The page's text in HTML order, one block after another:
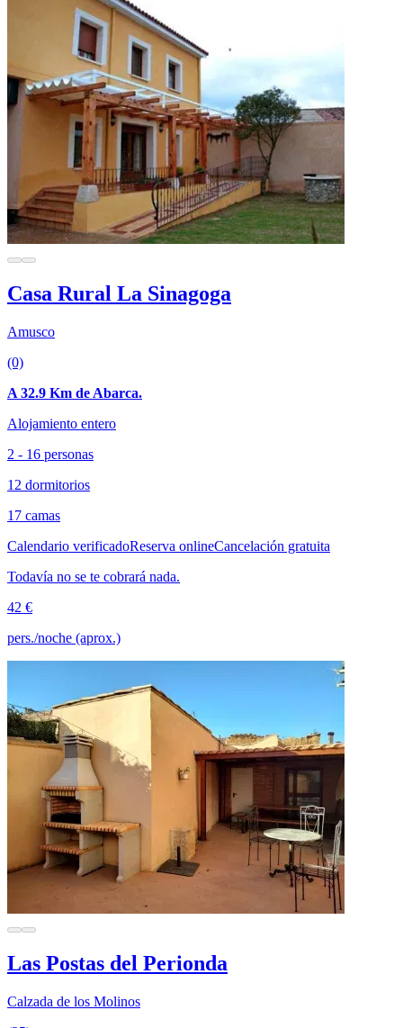
Casa Rural La Sinagoga
Amusco
(0)
A 32.9 Km de Abarca.
Alojamiento entero
2 - 16 personas
12 dormitorios
17 camas
Calendario verificadoReserva onlineCancelación gratuita
Todavía no se te cobrará nada.
42 €
pers./noche (aprox.)
Las Postas del Perionda
Calzada de los Molinos